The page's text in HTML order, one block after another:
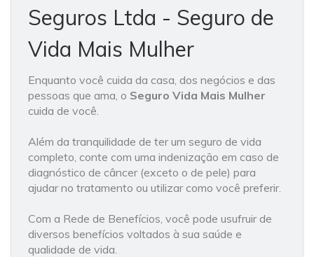
Seguros Ltda - Seguro de
Vida Mais Mulher
Enquanto você cuida da casa, dos negócios e das
pessoas que ama, o Seguro Vida Mais Mulher
cuida de você.
Além da tranquilidade de ter um seguro de vida
completo, conte com uma indenização em caso de
diagnóstico de câncer (exceto o de pele) para
ajudar no tratamento ou utilizar como você preferir.
Com a Rede de Benefícios, você pode usufruir de
diversos benefícios voltados à sua saúde e
qualidade de vida.